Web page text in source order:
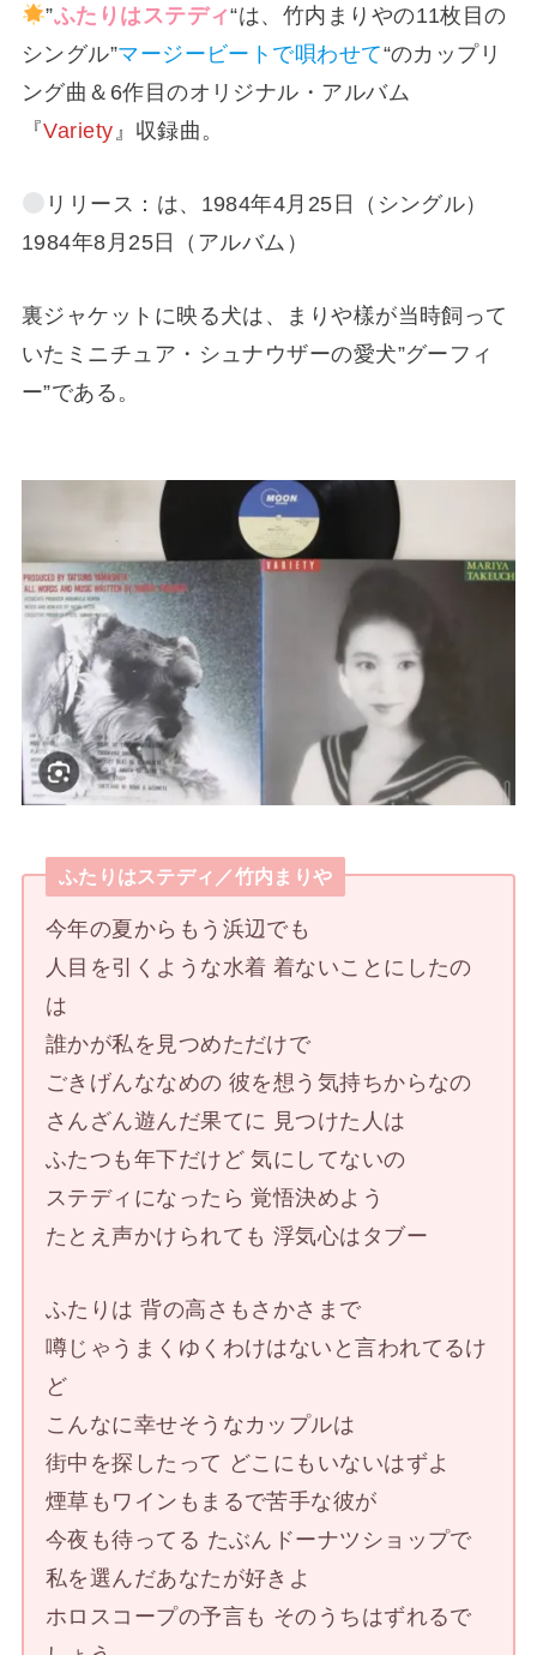
”ふたりはステディ“は、竹内まりやの11枚目の
シングル”マージービートで唄わせて“のカップリ
ング曲＆6作目のオリジナル・アルバム
『Variety』収録曲。
リリース：は、1984年4月25日（シングル）
1984年8月25日（アルバム）
裏ジャケットに映る犬は、まりや樣が当時飼って
いたミニチュア・シュナウザーの愛犬”グーフィ
ー”である。
ふたりはステディ／竹内まりや
今年の夏からもう浜辺でも
人目を引くような水着 着ないことにしたの
は
誰かが私を見つめただけで
ごきげんななめの 彼を想う気持ちからなの
さんざん遊んだ果てに 見つけた人は
ふたつも年下だけど 気にしてないの
ステディになったら 覚悟決めよう
たとえ声かけられても 浮気心はタブー
ふたりは 背の高さもさかさまで
噂じゃうまくゆくわけはないと言われてるけ
ど
こんなに幸せそうなカップルは
街中を探したって どこにもいないはずよ
煙草もワインもまるで苦手な彼が
今夜も待ってる たぶんドーナツショップで
私を選んだあなたが好きよ
ホロスコープの予言も そのうちはずれるで